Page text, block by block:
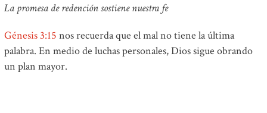
La promesa de redención sostiene nuestra fe
Génesis 3:15 nos recuerda que el mal no tiene la última
palabra. En medio de luchas personales, Dios sigue obrando
un plan mayor.